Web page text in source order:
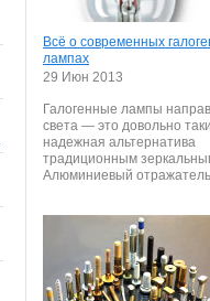
Всё о современных
лампах
29 Июн 2013
Галогенные лампы
света — это довольно
надежная альтернатива
традиционным
Алюминиевый отражатель